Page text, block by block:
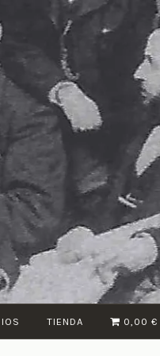
TIENDA 0,00 €